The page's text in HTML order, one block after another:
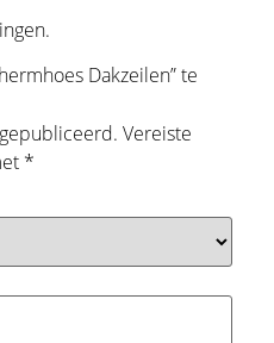
Dakzeilen” te
Vereiste
*